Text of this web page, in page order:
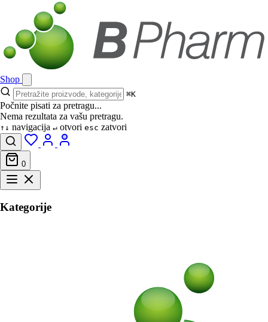
Shop
⌘K
Počnite pisati za pretragu...
Nema rezultata za vašu pretragu.
↑↓ navigacija ↵ otvori esc zatvori
0
Kategorije